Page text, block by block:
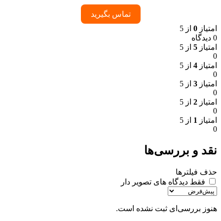
تماس بگیرید
امتیاز 0 از 5
0 دیدگاه
امتیاز 5 از 5
0
امتیاز 4 از 5
0
امتیاز 3 از 5
0
امتیاز 2 از 5
0
امتیاز 1 از 5
0
نقد و بررسی‌ها
حذف فیلترها
فقط دیدگاه های تصویر دار
هنوز بررسی‌ای ثبت نشده است.